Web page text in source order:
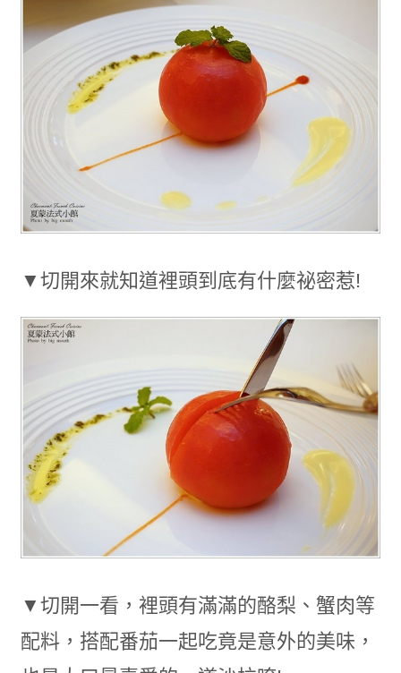
▼切開來就知道裡頭到底有什麼祕密惹!
▼切開一看，裡頭有滿滿的酪梨、蟹肉等
配料，搭配番茄一起吃竟是意外的美味，